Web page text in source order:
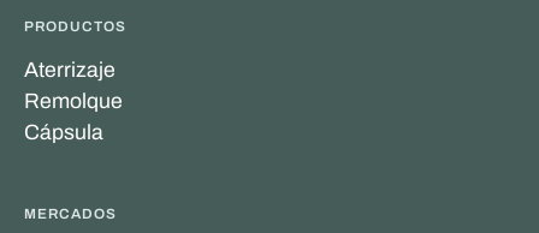
PRODUCTOS
Aterrizaje
Remolque
Cápsula
MERCADOS